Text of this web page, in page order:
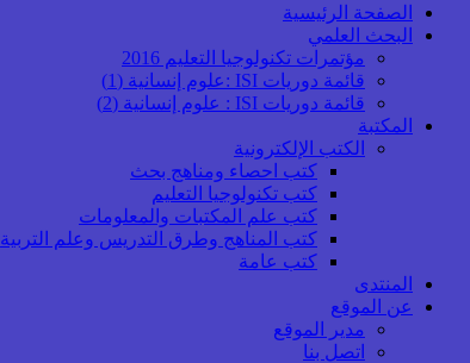
الصفحة الرئيسية
البحث العلمي
مؤتمرات تكنولوجيا التعليم 2016
قائمة دوريات ISI :علوم إنسانية (1)
قائمة دوريات ISI : علوم إنسانية (2)
المكتبة
الكتب الإلكترونية
كتب احصاء ومناهج بحث
كتب تكنولوجيا التعليم
كتب علم المكتبات والمعلومات
كتب المناهج وطرق التدريس وعلم التربية
كتب عامة
المنتدى
عن الموقع
مدير الموقع
اتصل بنا